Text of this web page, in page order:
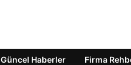
Güncel Haberler Firma